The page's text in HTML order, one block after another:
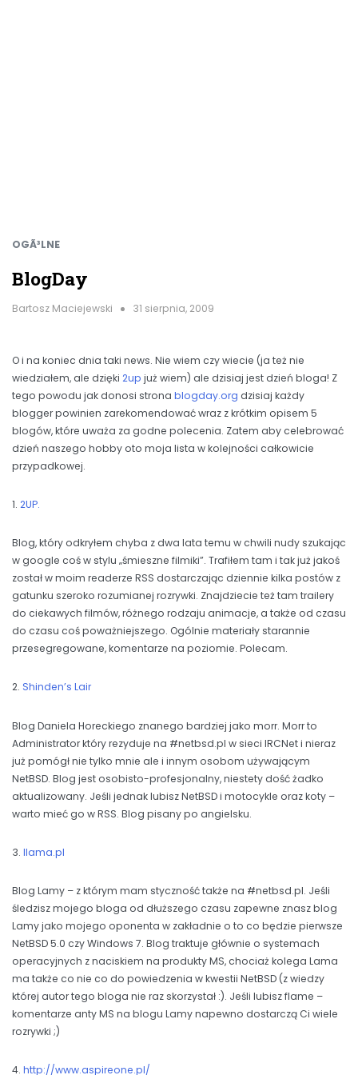
OGÃ³LNE
BlogDay
Bartosz Maciejewski 31 sierpnia, 2009
O i na koniec dnia taki news. Nie wiem czy wiecie (ja też nie
wiedziałem, ale dzięki 2up już wiem) ale dzisiaj jest dzień bloga! Z
tego powodu jak donosi strona blogday.org dzisiaj każdy
blogger powinien zarekomendować wraz z krótkim opisem 5
blogów, które uważa za godne polecenia. Zatem aby celebrować
dzień naszego hobby oto moja lista w kolejności całkowicie
przypadkowej.
1. 2UP.
Blog, który odkryłem chyba z dwa lata temu w chwili nudy szukając
w google coś w stylu „śmieszne filmiki”. Trafiłem tam i tak już jakoś
został w moim readerze RSS dostarczając dziennie kilka postów z
gatunku szeroko rozumianej rozrywki. Znajdziecie też tam trailery
do ciekawych filmów, różnego rodzaju animacje, a także od czasu
do czasu coś poważniejszego. Ogólnie materiały starannie
przesegregowane, komentarze na poziomie. Polecam.
2. Shinden’s Lair
Blog Daniela Horeckiego znanego bardziej jako morr. Morr to
Administrator który rezyduje na #netbsd.pl w sieci IRCNet i nieraz
już pomógł nie tylko mnie ale i innym osobom używającym
NetBSD. Blog jest osobisto-profesjonalny, niestety dość żadko
aktualizowany. Jeśli jednak lubisz NetBSD i motocykle oraz koty –
warto mieć go w RSS. Blog pisany po angielsku.
3. llama.pl
Blog Lamy – z którym mam styczność także na #netbsd.pl. Jeśli
śledzisz mojego bloga od dłuższego czasu zapewne znasz blog
Lamy jako mojego oponenta w zakładnie o to co będzie pierwsze
NetBSD 5.0 czy Windows 7. Blog traktuje głównie o systemach
operacyjnych z naciskiem na produkty MS, chociaż kolega Lama
ma także co nie co do powiedzenia w kwestii NetBSD (z wiedzy
której autor tego bloga nie raz skorzystał :). Jeśli lubisz flame –
komentarze anty MS na blogu Lamy napewno dostarczą Ci wiele
rozrywki ;)
4. http://www.aspireone.pl/